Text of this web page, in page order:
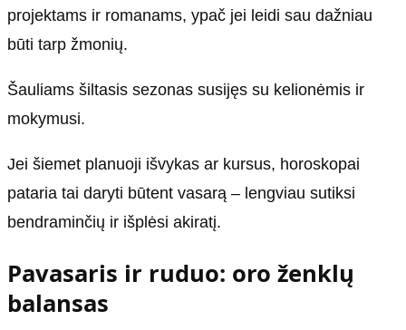
projektams ir romanams, ypač jei leidi sau dažniau
būti tarp žmonių.
Šauliams šiltasis sezonas susijęs su kelionėmis ir
mokymusi.
Jei šiemet planuoji išvykas ar kursus, horoskopai
pataria tai daryti būtent vasarą – lengviau sutiksi
bendraminčių ir išplėsi akiratį.
Pavasaris ir ruduo: oro ženklų
balansas